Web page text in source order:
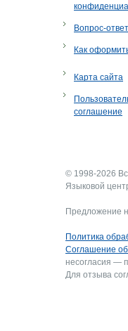
Вопрос-ответ
Как
Карта сайта
соглашение
© 1998-2026
Языковой
Предложение
Политика
Соглашение
несогласия —
Для отзыва